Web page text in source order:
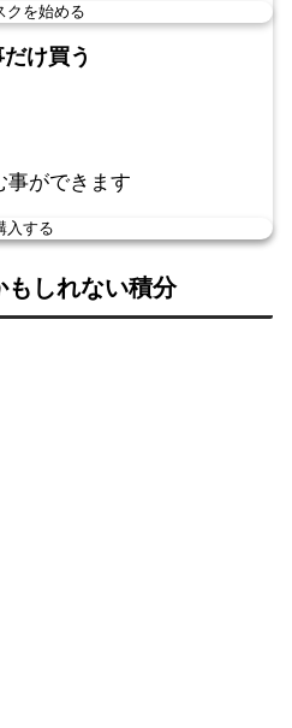
クを始める
け買う
事ができます
入する
しれない積分